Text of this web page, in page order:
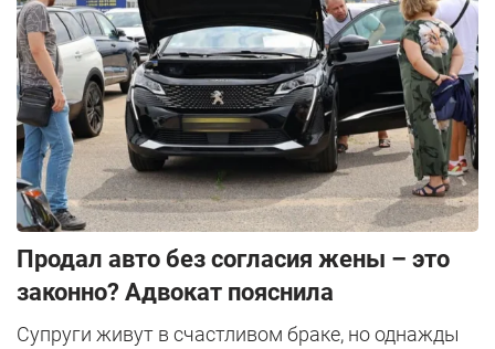
Продал авто без согласия жены – это
законно? Адвокат пояснила
Супруги живут в счастливом браке, но однажды